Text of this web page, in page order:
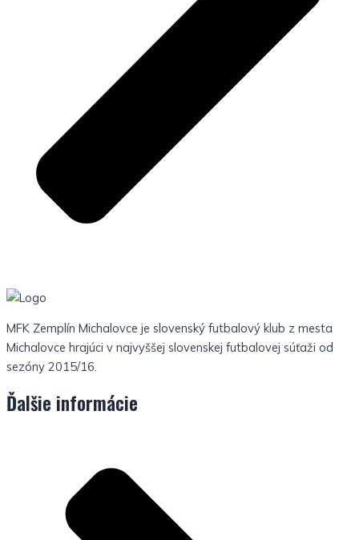
MFK Zemplín Michalovce je slovenský futbalový klub z mesta
Michalovce hrajúci v najvyššej slovenskej futbalovej súťaži od
sezóny 2015/16.
Ďalšie informácie